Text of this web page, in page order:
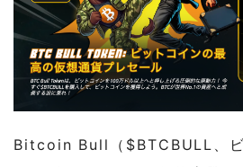
Bitcoin Bull（$BTCBULL、ビ